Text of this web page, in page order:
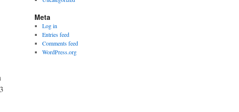
Meta
Log in
Entries feed
Comments feed
WordPress.org